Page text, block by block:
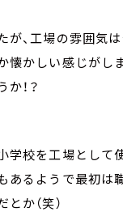
、工場の雰囲気は
懐かしい感じがし
！？
学校を工場として
あるようで最初は
か（笑）